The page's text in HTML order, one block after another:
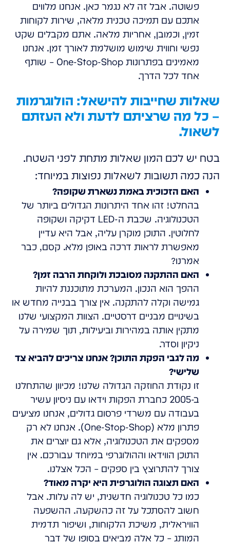
פשוטה. אבל זה לא נגמר כאן. אנחנו מלווים
אתכם עם תמיכה טכנית מלאה, שירות לקוחות
זמין, וכמובן, אחריות מלאה. אתם מקבלים שקט
נפשי וחווית שימוש מושלמת לאורך זמן. אנחנו
מאמינים בפתרונות One-Stop-Shop – שותף
אחד לכל הדרך.
שאלות שחייבות להישאל: הולוגרמות
– כל מה שרציתם לדעת ולא העזתם
לשאול.
בטח יש לכם המון שאלות מתחת לפני השטח.
הנה כמה תשובות לשאלות נפוצות במיוחד:
האם הזכוכית באמת נשארת שקופה?
בהחלט! זהו אחד היתרונות הגדולים ביותר של
הטכנולוגיה. שכבת ה-LED דקיקה ושקופה
לחלוטין. התוכן מוקרן עליה, אבל היא עדיין
מאפשרת לראות דרכה באופן מלא. קסם, כבר
אמרנו?
האם ההתקנה מסובכת ולוקחת הרבה זמן?
ההפך הוא הנכון. המערכת מתוכננת להיות
גמישה וקלה להתקנה. אין צורך בבנייה מחדש או
בשינויים מבניים דרסטיים. הצוות המקצועי שלנו
מתקין אותה במהירות וביעילות, תוך שמירה על
ניקיון וסדר.
מה לגבי הפקת התוכן? אנחנו צריכים להביא צד
שלישי?
זו נקודת החוזקה הגדולה שלנו! מכיוון שהתחלנו
ב-2005 כחברת הפקות וידאו עם ניסיון עשיר
בעבודה עם משרדי פרסום גדולים, אנחנו מציעים
פתרון מלא (One-Stop-Shop). אנחנו לא רק
מספקים את הטכנולוגיה, אלא גם יוצרים את
התוכן הווידאו וההולוגרפי במיוחד עבורכם. אין
צורך להתרוצץ בין ספקים – הכל אצלנו.
האם תצוגה הולוגרפית היא יקרה מאוד?
כמו כל טכנולוגיה חדשנית, יש לה עלות. אבל
חשוב להסתכל על זה כהשקעה. ההשפעה
הוויראלית, משיכת הלקוחות, ושיפור תדמית
המותג – כל אלה מביאים בסופו של דבר